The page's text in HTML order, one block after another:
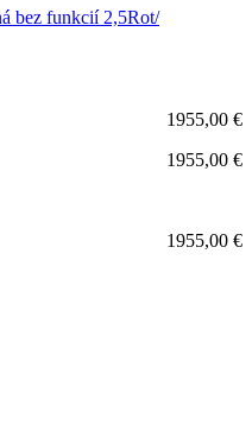
bez funkcií 2,5Rot/
1955,00 €
1955,00 €
1955,00 €